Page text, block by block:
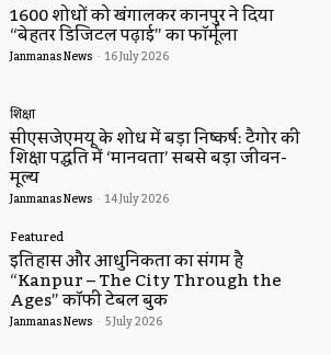
“बेहतर डिजिटल पढ़ाई” का फॉर्मूला
Janmanas News - 16 July 2026
शिक्षा
सीएसजेएमयू के शोध में बड़ा निष्कर्ष: टैगोर की
शिक्षा पद्धति में ‘मानवता’ सबसे बड़ा जीवन-
मूल्य
Janmanas News 14 July 2026
Featured
इतिहास और आधुनिकता का संगम है
“Kanpur – The City Through the
Ages” कॉफी टेबल बुक
Janmanas News - 5 July 2026